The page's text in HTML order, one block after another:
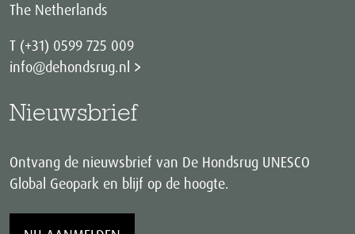
The Netherlands
T (+31) 0599 725 009
info@dehondsrug.nl
Nieuwsbrief
Ontvang de nieuwsbrief van De Hondsrug UNESCO
Global Geopark en blijf op de hoogte.